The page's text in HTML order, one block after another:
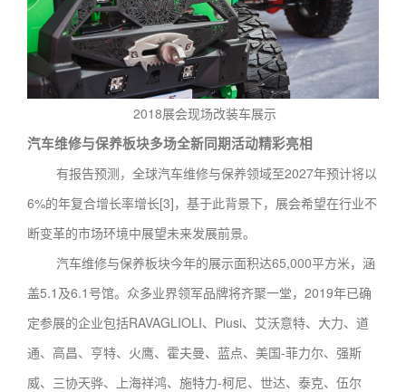
2018展会现场改装车展示
汽车维修与保养板块多场全新同期活动精彩亮相
有报告预测，全球汽车维修与保养领域至2027年预计将以
6%的年复合增长率增长[3]，基于此背景下，展会希望在行业不
断变革的市场环境中展望未来发展前景。
汽车维修与保养板块今年的展示面积达65,000平方米，涵
盖5.1及6.1号馆。众多业界领军品牌将齐聚一堂，2019年已确
定参展的企业包括RAVAGLIOLI、Piusi、艾沃意特、大力、道
通、高昌、亨特、火鹰、霍夫曼、蓝点、美国-菲力尔、强斯
威、三协天骅、上海祥鸿、施特力-柯尼、世达、泰克、伍尔